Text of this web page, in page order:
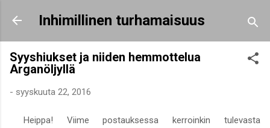
Siirry pääsisältöön
Inhimillinen turhamaisuus
Syyshiukset ja niiden hemmottelua
Arganöljyllä
- syyskuuta 22, 2016
Heippa! Viime postauksessa kerroinkin tulevasta